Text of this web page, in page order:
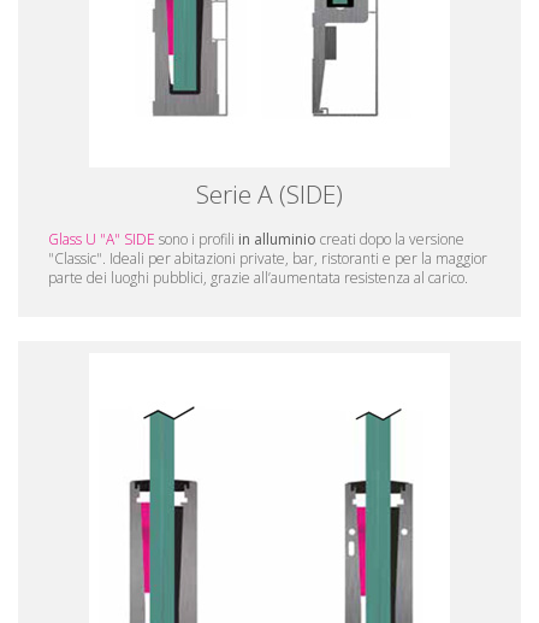
Serie A (SIDE)
Glass U "A" SIDE sono i profili in alluminio creati dopo la versione
"Classic". Ideali per abitazioni private, bar, ristoranti e per la maggior
parte dei luoghi pubblici, grazie all’aumentata resistenza al carico.